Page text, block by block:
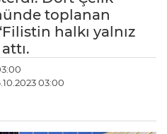
toplanan
halkı yalnız
03:00